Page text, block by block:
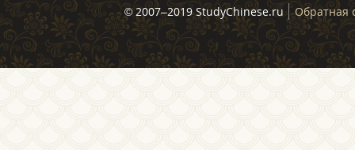
© 2007–2019 StudyChinese.ru Обратная